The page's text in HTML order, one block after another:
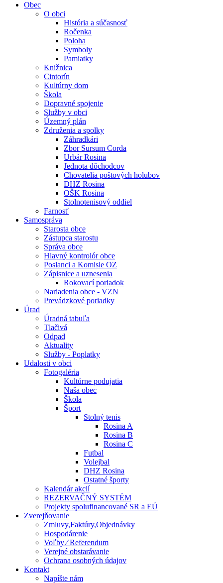
Obec
O obci
História a súčasnosť
Ročenka
Poloha
Symboly
Pamiatky
Knižnica
Cintorín
Kultúrny dom
Škola
Dopravné spojenie
Služby v obci
Územný plán
Združenia a spolky
Záhradkári
Zbor Sursum Corda
Urbár Rosina
Jednota dôchodcov
Chovatelia poštových holubov
DHZ Rosina
OŠK Rosina
Stolnotenisový oddiel
Farnosť
Samospráva
Starosta obce
Zástupca starostu
Správa obce
Hlavný kontrolór obce
Poslanci a Komisie OZ
Zápisnice a uznesenia
Rokovací poriadok
Nariadenia obce - VZN
Prevádzkové poriadky
Úrad
Úradná tabuľa
Tlačivá
Odpad
Aktuality
Služby - Poplatky
Udalosti v obci
Fotogaléria
Kultúrne podujatia
Naša obec
Škola
Šport
Stolný tenis
Rosina A
Rosina B
Rosina C
Futbal
Volejbal
DHZ Rosina
Ostatné športy
Kalendár akcií
REZERVAČNÝ SYSTÉM
Projekty spolufinancované SR a EÚ
Zverejňovanie
Zmluvy,Faktúry,Objednávky
Hospodárenie
Voľby ⁄ Referendum
Verejné obstarávanie
Ochrana osobných údajov
Kontakt
Napíšte nám